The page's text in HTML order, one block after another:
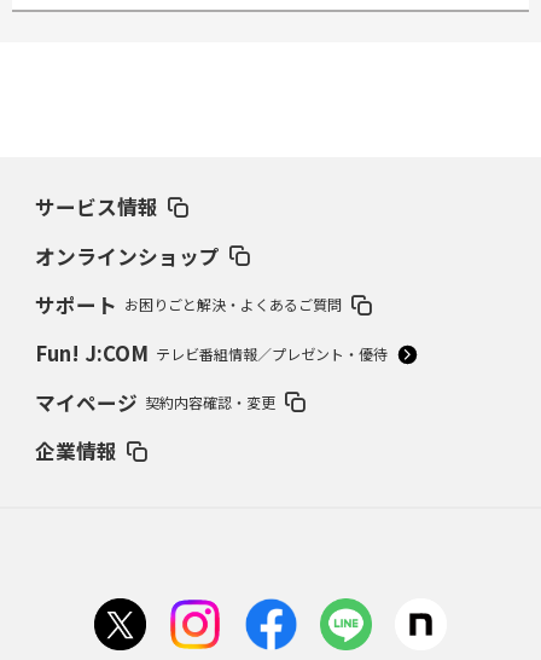
サービス情報
オンラインショップ
サポート お困りごと解決・よくあるご質問
Fun! J:COM テレビ番組情報／プレゼント・優待
マイページ 契約内容確認・変更
企業情報